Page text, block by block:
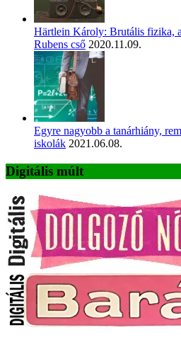
Härtlein Károly: Brutális fizika,
Rubens cső 2020.11.09.
Egyre nagyobb a tanárhiány,
iskolák 2021.06.08.
Digitális múlt